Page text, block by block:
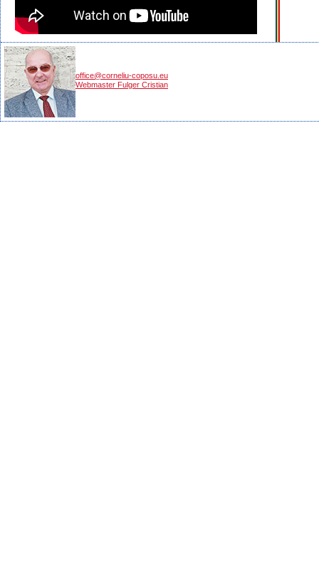
office@corneliu-coposu.eu
Webmaster Fulger Cristian